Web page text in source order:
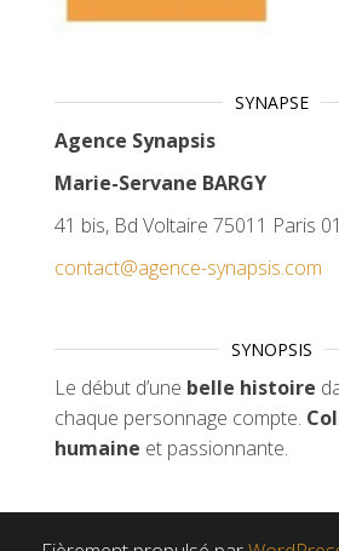
SYNAPSE
Agence Synapsis
Marie-Servane BARGY
41 bis, Bd Voltaire 75011 Paris
contact@agence-synapsis.com
SYNOPSIS
Le début d’une belle histoire
chaque personnage compte.
humaine et passionnante.